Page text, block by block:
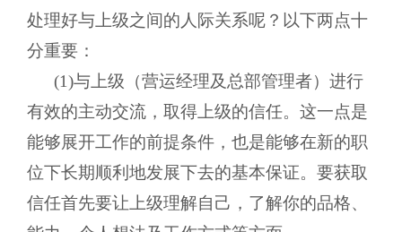
处理好与上级之间的人际关系呢？以下两点十
分重要：
(1)与上级（营运经理及总部管理者）进行
有效的主动交流，取得上级的信任。这一点是
能够展开工作的前提条件，也是能够在新的职
位下长期顺利地发展下去的基本保证。要获取
信任首先要让上级理解自己，了解你的品格、